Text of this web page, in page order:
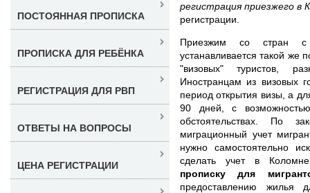
регистрация приезжего в
регистрации.
Приезжим со стран
устанавливается такой же
"визовых" туристов,
Иностранцам из визовых
период открытия визы, а
90 дней, с
обстоятельствах. По
миграционный учет
нужно самостоятельно
сделать учет в
прописку для
предоставлению жилья
ПОСТОЯННАЯ ПРОПИСКА
ПРОПИСКА ДЛЯ РЕБЁНКА
РЕГИСТРАЦИЯ ДЛЯ РВП
ОТВЕТЫ НА ВОПРОСЫ
ЦЕНА РЕГИСТРАЦИИ